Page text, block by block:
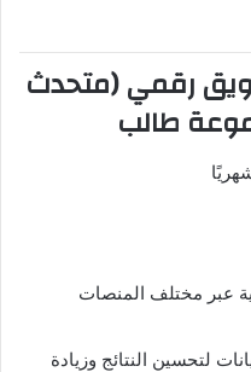
رقمي (متحدث
طالب
عبر مختلف المنصات
لتحسين النتائج وزيادة